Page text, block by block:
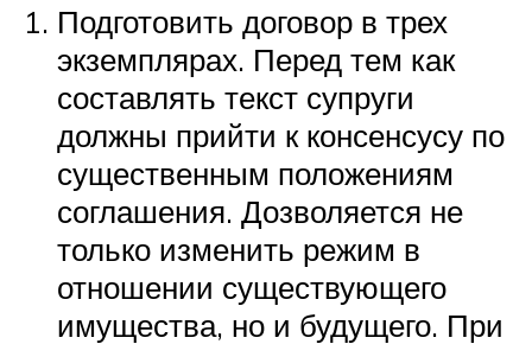
Подготовить договор в трех
экземплярах. Перед тем как
составлять текст супруги
должны прийти к консенсусу по
существенным положениям
соглашения. Дозволяется не
только изменить режим в
отношении существующего
имущества, но и будущего. При